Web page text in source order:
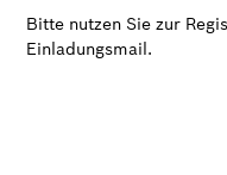
Bitte nutzen Sie zur
Einladungsmail.